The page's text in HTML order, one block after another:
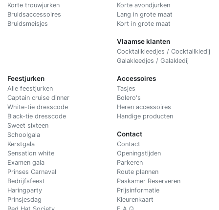
Korte trouwjurken
Bruidsaccessoires
Bruidsmeisjes
Korte avondjurken
Lang in grote maat
Kort in grote maat
Vlaamse klanten
Cocktailkleedjes / Cocktailkledij
Galakleedjes / Galakledij
Feestjurken
Alle feestjurken
Captain cruise dinner
White-tie dresscode
Black-tie dresscode
Sweet sixteen
Schoolgala
Kerstgala
Sensation white
Examen gala
Prinses Carnaval
Bedrijfsfeest
Haringparty
Prinsjesdag
Accessoires
Tasjes
Bolero's
Heren accessoires
Handige producten
Contact
Contact
Openingstijden
Parkeren
Route plannen
Paskamer Reserveren
Prijsinformatie
Kleurenkaart